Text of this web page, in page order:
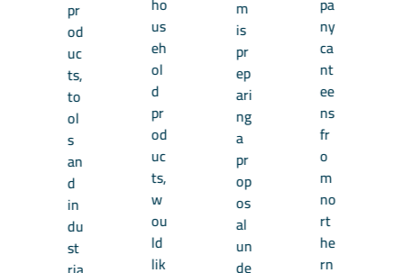
pr
od
uc
ts,
to
ol
s
an
d
in
du
st
us
eh
ol
d
pr
od
uc
ts,
w
ou
ld
lik
m
is
pr
ep
ari
ng
a
pr
op
os
al
un
ny
ca
nt
ee
ns
fr
o
m
no
rt
he
rn